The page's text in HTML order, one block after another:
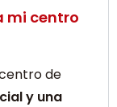
mi centro
de
y una